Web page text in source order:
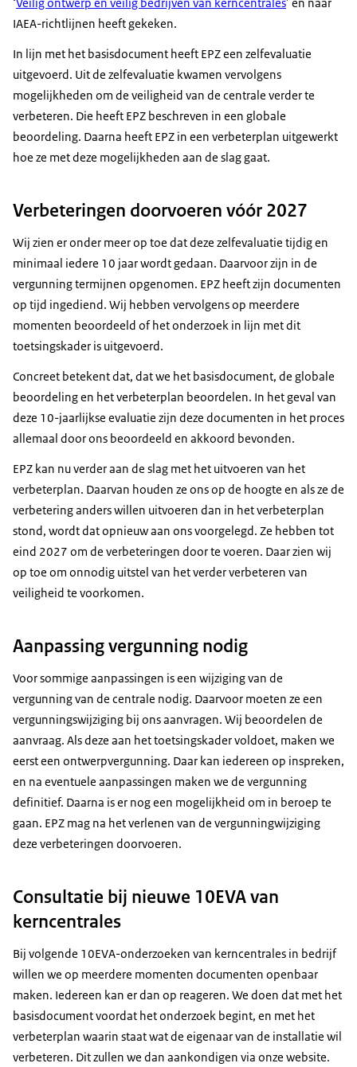
IAEA-richtlijnen heeft gekeken.
In lijn met het basisdocument heeft EPZ een zelfevaluatie
uitgevoerd. Uit de zelfevaluatie kwamen vervolgens
mogelijkheden om de veiligheid van de centrale verder te
verbeteren. Die heeft EPZ beschreven in een globale
beoordeling. Daarna heeft EPZ in een verbeterplan uitgewerkt
hoe ze met deze mogelijkheden aan de slag gaat.
Verbeteringen doorvoeren vóór 2027
Wij zien er onder meer op toe dat deze zelfevaluatie tijdig en
minimaal iedere 10 jaar wordt gedaan. Daarvoor zijn in de
vergunning termijnen opgenomen. EPZ heeft zijn documenten
op tijd ingediend. Wij hebben vervolgens op meerdere
momenten beoordeeld of het onderzoek in lijn met dit
toetsingskader is uitgevoerd.
Concreet betekent dat, dat we het basisdocument, de globale
beoordeling en het verbeterplan beoordelen. In het geval van
deze 10-jaarlijkse evaluatie zijn deze documenten in het proces
allemaal door ons beoordeeld en akkoord bevonden.
EPZ kan nu verder aan de slag met het uitvoeren van het
verbeterplan. Daarvan houden ze ons op de hoogte en als ze de
verbetering anders willen uitvoeren dan in het verbeterplan
stond, wordt dat opnieuw aan ons voorgelegd. Ze hebben tot
eind 2027 om de verbeteringen door te voeren. Daar zien wij
op toe om onnodig uitstel van het verder verbeteren van
veiligheid te voorkomen.
Aanpassing vergunning nodig
Voor sommige aanpassingen is een wijziging van de
vergunning van de centrale nodig. Daarvoor moeten ze een
vergunningswijziging bij ons aanvragen. Wij beoordelen de
aanvraag. Als deze aan het toetsingskader voldoet, maken we
eerst een ontwerpvergunning. Daar kan iedereen op inspreken,
en na eventuele aanpassingen maken we de vergunning
definitief. Daarna is er nog een mogelijkheid om in beroep te
gaan. EPZ mag na het verlenen van de vergunningwijziging
deze verbeteringen doorvoeren.
Consultatie bij nieuwe 10EVA van
kerncentrales
Bij volgende 10EVA-onderzoeken van kerncentrales in bedrijf
willen we op meerdere momenten documenten openbaar
maken. Iedereen kan er dan op reageren. We doen dat met het
basisdocument voordat het onderzoek begint, en met het
verbeterplan waarin staat wat de eigenaar van de installatie wil
verbeteren. Dit zullen we dan aankondigen via onze website.